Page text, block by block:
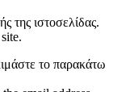
της ιστοσελίδας.
το παρακάτω